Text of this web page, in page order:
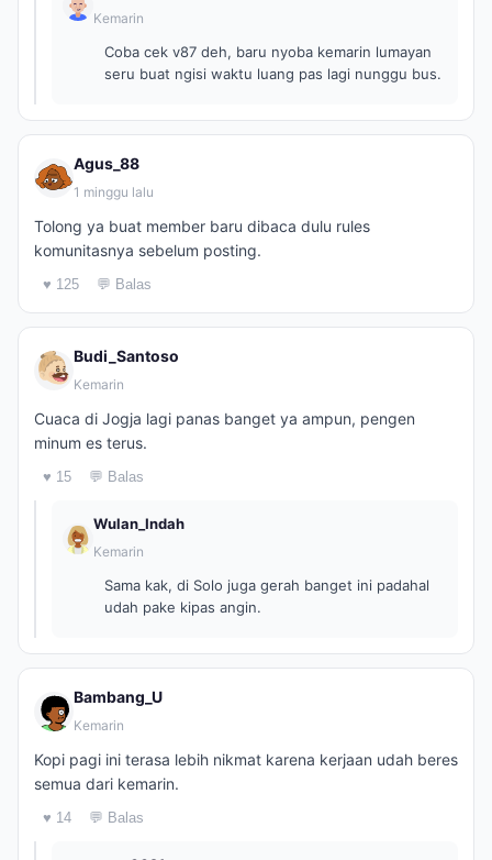
Kemarin
Coba cek v87 deh, baru nyoba kemarin lumayan
seru buat ngisi waktu luang pas lagi nunggu bus.
Agus_88
1 minggu lalu
Tolong ya buat member baru dibaca dulu rules
komunitasnya sebelum posting.
♥ 125 💬 Balas
Budi_Santoso
Kemarin
Cuaca di Jogja lagi panas banget ya ampun, pengen
minum es terus.
♥ 15 💬 Balas
Wulan_Indah
Kemarin
Sama kak, di Solo juga gerah banget ini padahal
udah pake kipas angin.
Bambang_U
Kemarin
Kopi pagi ini terasa lebih nikmat karena kerjaan udah beres
semua dari kemarin.
♥ 14 💬 Balas